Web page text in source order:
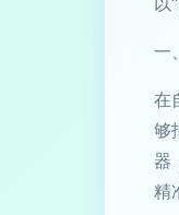
一
在
够
器
精